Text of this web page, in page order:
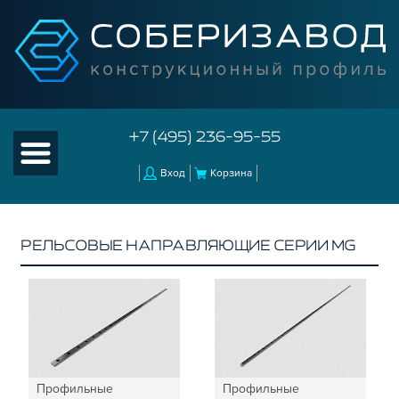
+7 (495) 236-95-55
Вход Корзина
КОНСТРУКЦИОННЫЙ ПРОФИЛЬ
КОМПЛЕКТУЮЩИЕ К ЧПУ
КОНСТРУКЦИОННЫЙ ПРОФИЛЬ ДЛЯ
СТАНКОВ
ПРОФИЛЬНЫЕ НАПРАВЛЯЮЩИЕ
РЕЛЬСОВЫЕ НАПРАВЛЯЮЩИЕ СЕРИИ MG
Профильные
Профильные